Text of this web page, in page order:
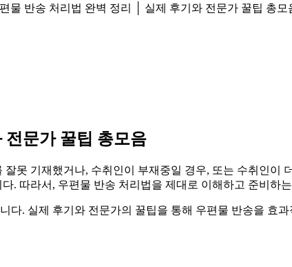
문가 꿀팁 총모음
못 기재했거나, 수취인이 부재중일 경우, 또는 수취인이
. 따라서, 우편물 반송 처리법을 제대로 이해하고 준비하
다. 실제 후기와 전문가의 꿀팁을 통해 우편물 반송을 효